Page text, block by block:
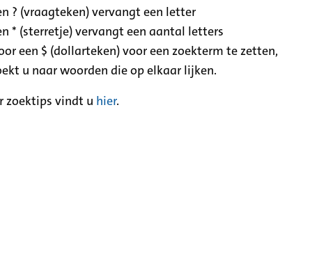
? (vraagteken) vervangt een letter
* (sterretje) vervangt een aantal letters
een $ (dollarteken) voor een zoekterm te zetten,
u naar woorden die op elkaar lijken.
zoektips vindt u hier.